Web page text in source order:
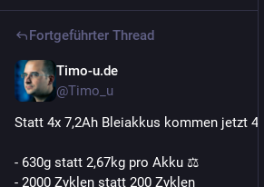
Fortgeführter Thread
Timo-u.de
@Timo_u
Statt 4x 7,2Ah Bleiakkus kommen jetzt
- 630g statt 2,67kg pro Akku ⚖️
- 2000 Zyklen statt 200 Zyklen